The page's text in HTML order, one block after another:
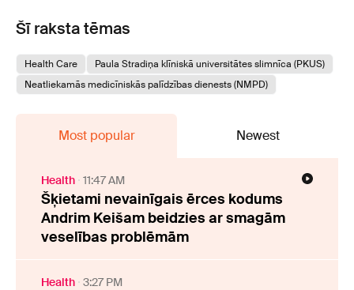
Šī raksta tēmas
Health Care
Paula Stradiņa klīniskā universitātes slimnīca (PKUS)
Neatliekamās medicīniskās palīdzības dienests (NMPD)
Most popular Newest
Health 11:47 AM
Šķietami nevainīgais ērces kodums
Andrim Keišam beidzies ar smagām
veselības problēmām
Health 3:27 PM